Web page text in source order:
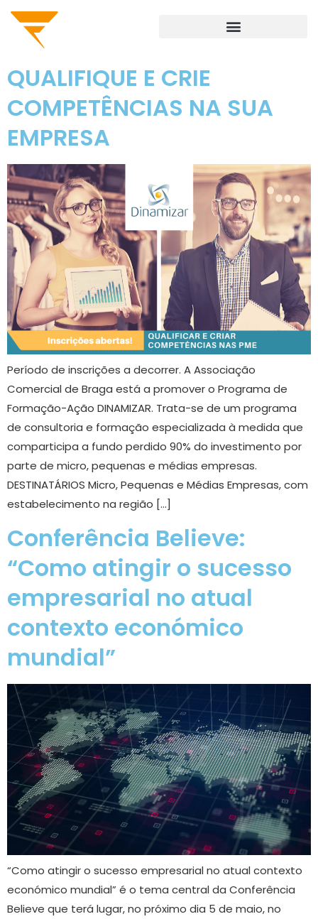
QUALIFIQUE E CRIE
COMPETÊNCIAS NA SUA
EMPRESA
Período de inscrições a decorrer. A Associação
Comercial de Braga está a promover o Programa de
Formação-Ação DINAMIZAR. Trata-se de um programa
de consultoria e formação especializada à medida que
comparticipa a fundo perdido 90% do investimento por
parte de micro, pequenas e médias empresas.
DESTINATÁRIOS Micro, Pequenas e Médias Empresas, com
estabelecimento na região […]
Conferência Believe:
“Como atingir o sucesso
empresarial no atual
contexto económico
mundial”
“Como atingir o sucesso empresarial no atual contexto
económico mundial” é o tema central da Conferência
Believe que terá lugar, no próximo dia 5 de maio, no